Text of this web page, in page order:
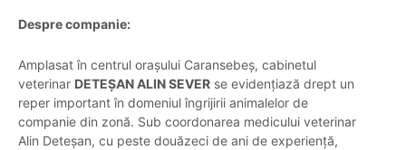
Despre companie:
Amplasat în centrul orașului Caransebeș, cabinetul
veterinar DETEȘAN ALIN SEVER se evidențiază drept un
reper important în domeniul îngrijirii animalelor de
companie din zonă. Sub coordonarea medicului veterinar
Alin Deteșan, cu peste douăzeci de ani de experiență,